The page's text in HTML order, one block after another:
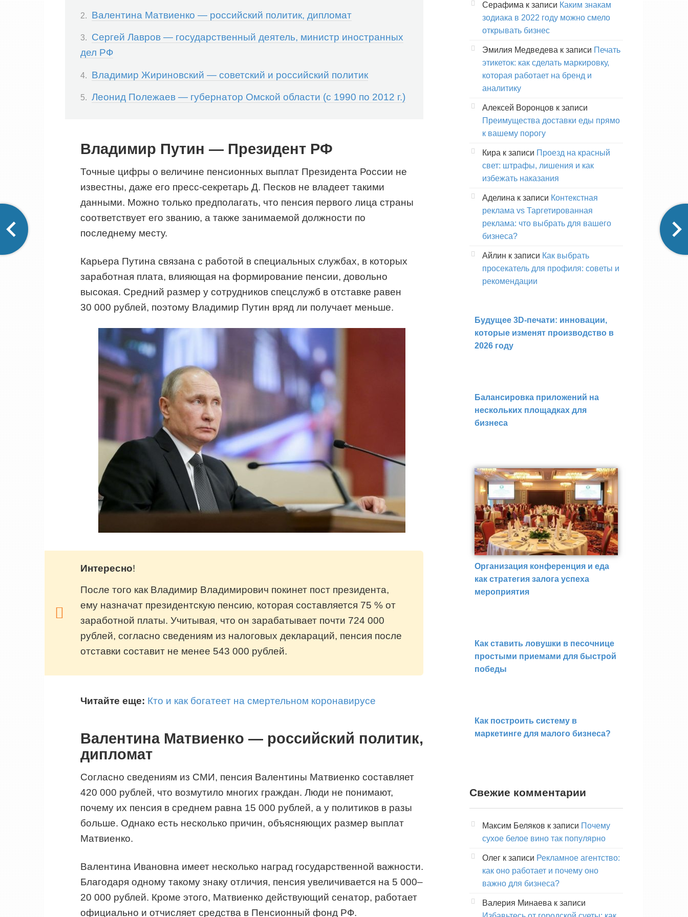
Валентина Матвиенко — российский политик, дипломат
Сергей Лавров — государственный деятель, министр иностранных
дел РФ
Владимир Жириновский — советский и российский политик
Леонид Полежаев — губернатор Омской области (с 1990 по 2012 г.)
Владимир Путин — Президент РФ
Точные цифры о величине пенсионных выплат Президента России не
известны, даже его пресс-секретарь Д. Песков не владеет такими
данными. Можно только предполагать, что пенсия первого лица страны
соответствует его званию, а также занимаемой должности по
последнему месту.
Карьера Путина связана с работой в специальных службах, в которых
заработная плата, влияющая на формирование пенсии, довольно
высокая. Средний размер у сотрудников спецслужб в отставке равен
30 000 рублей, поэтому Владимир Путин вряд ли получает меньше.
Интересно!
После того как Владимир Владимирович покинет пост президента,
ему назначат президентскую пенсию, которая составляется 75 % от
заработной платы. Учитывая, что он зарабатывает почти 724 000
рублей, согласно сведениям из налоговых деклараций, пенсия после
отставки составит не менее 543 000 рублей.
Читайте еще: Кто и как богатеет на смертельном коронавирусе
Валентина Матвиенко — российский политик,
дипломат
Согласно сведениям из СМИ, пенсия Валентины Матвиенко составляет
420 000 рублей, что возмутило многих граждан. Люди не понимают,
почему их пенсия в среднем равна 15 000 рублей, а у политиков в разы
больше. Однако есть несколько причин, объясняющих размер выплат
Матвиенко.
Валентина Ивановна имеет несколько наград государственной важности.
Благодаря одному такому знаку отличия, пенсия увеличивается на 5 000–
20 000 рублей. Кроме этого, Матвиенко действующий сенатор, работает
официально и отчисляет средства в Пенсионный фонд РФ.
Серафима к записи Каким знакам
зодиака в 2022 году можно смело
открывать бизнес
Эмилия Медведева к записи Печать
этикеток: как сделать маркировку,
которая работает на бренд и
аналитику
Алексей Воронцов к записи
Преимущества доставки еды прямо
к вашему порогу
Кира к записи Проезд на красный
свет: штрафы, лишения и как
избежать наказания
Аделина к записи Контекстная
реклама vs Таргетированная
реклама: что выбрать для вашего
бизнеса?
Айлин к записи Как выбрать
просекатель для профиля: советы и
рекомендации
Будущее 3D-печати: инновации,
которые изменят производство в
2026 году
Балансировка приложений на
нескольких площадках для
бизнеса
Организация конференция и еда
как стратегия залога успеха
мероприятия
Как ставить ловушки в песочнице
простыми приемами для быстрой
победы
Как построить систему в
маркетинге для малого бизнеса?
Свежие комментарии
Максим Беляков к записи Почему
сухое белое вино так популярно
Олег к записи Рекламное агентство:
как оно работает и почему оно
важно для бизнеса?
Валерия Минаева к записи